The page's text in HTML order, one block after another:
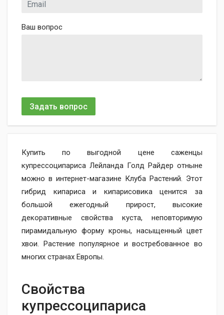
Ваш вопрос
Задать вопрос
Купить по выгодной цене саженцы
купрессоципариса Лейланда Голд Райдер отныне
можно в интернет-магазине Клуба Растений. Этот
гибрид кипариса и кипарисовика ценится за
большой ежегодный прирост, высокие
декоративные свойства куста, неповторимую
пирамидальную форму кроны, насыщенный цвет
хвои. Растение популярное и востребованное во
многих странах Европы.
Свойства
купрессоципариса